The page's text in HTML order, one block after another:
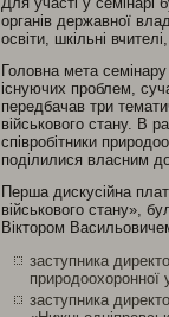
органів державної
освіти, шкільні
Головна мета семінару
існуючих проблем,
передбачав три
військового стану. В
співробітники
поділилися власним
Перша дискусійна
військового стану»,
Віктором
заступника
природоохоронної
заступника